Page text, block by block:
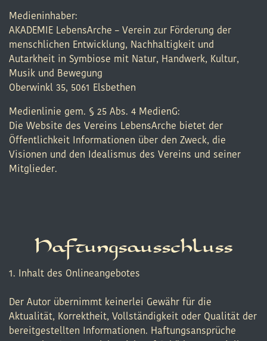
Medieninhaber:
AKADEMIE LebensArche – Verein zur Förderung der
menschlichen Entwicklung, Nachhaltigkeit und
Autarkheit in Symbiose mit Natur, Handwerk, Kultur,
Musik und Bewegung
Oberwinkl 35, 5061 Elsbethen
Medienlinie gem. § 25 Abs. 4 MedienG:
Die Website des Vereins LebensArche bietet der
Öffentlichkeit Informationen über den Zweck, die
Visionen und den Idealismus des Vereins und seiner
Mitglieder.
Haftungsausschluss
1. Inhalt des Onlineangebotes
Der Autor übernimmt keinerlei Gewähr für die
Aktualität, Korrektheit, Vollständigkeit oder Qualität der
bereitgestellten Informationen. Haftungsansprüche